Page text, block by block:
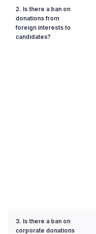
2. Is there a ban on
donations from
foreign interests to
candidates?
3. Is there a ban on
corporate donations